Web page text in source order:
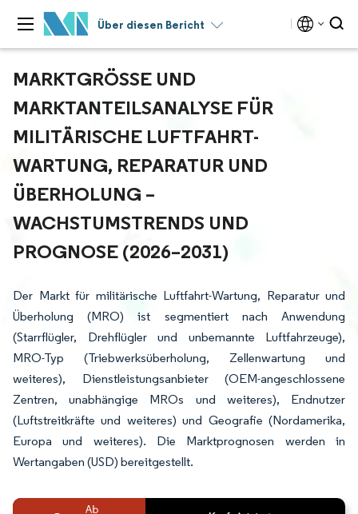
Über diesen Bericht
MARKTGRÖSSE UND M
ARKTANTEILSANALYSE FÜR M
ILITÄRISCHE LUFTFAHRT-W
ARTUNG, REPARATUR UND Ü
BERHOLUNG – W
ACHSTUMSTRENDS UND P
ROGNOSE (2026–2031)
Der Markt für militärische Luftfahrt-Wartung, Reparatur und
Überholung (MRO) ist segmentiert nach Anwendung
(Starrflügler, Drehflügler und unbemannte Luftfahrzeuge),
MRO-Typ (Triebwerksüberholung, Zellenwartung und
weiteres), Dienstleistungsanbieter (OEM-angeschlossene
Zentren, unabhängige MROs und weiteres), Endnutzer
(Luftstreitkräfte und weiteres) und Geografie (Nordamerika,
Europa und weiteres). Die Marktprognosen werden in
Wertangaben (USD) bereitgestellt.